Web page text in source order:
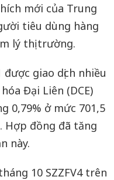
mới của Trung
tiêu dùng hàng
lý thị trường.
giao dịch nhiều
Đại Liên (DCE)
0,79% ở mức 701,5
Hợp đồng đã tăng
này.
10 SZZFV4 trên